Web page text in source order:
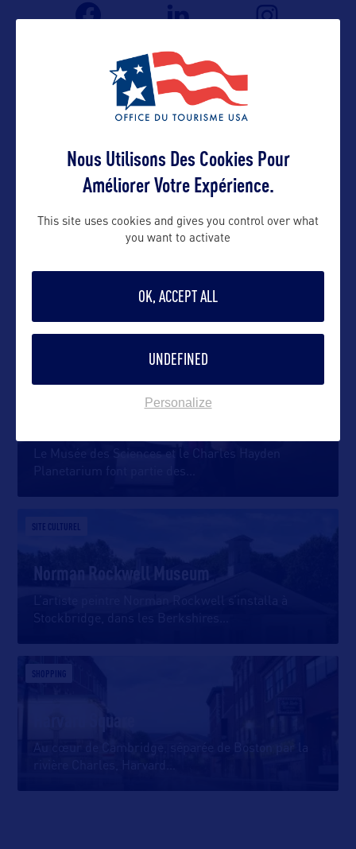
VOIR LE SITE
DANS LA MÊME CATEGORIE
Le Musée des Sciences et le Charles Hayden
Planetarium font partie des
SITE CULTUREL
Norman Rockwell Museum
Stockbridge, dans les Berkshires
SHOPPING
Au cœur de Cambridge, séparée de Boston par la
rivière Charles, Harvard
Nous Utilisons Des Cookies Pour
Améliorer Votre Expérience.
This site uses cookies and gives you control over what
you want to activate
OK, ACCEPT ALL
UNDEFINED
Personalize